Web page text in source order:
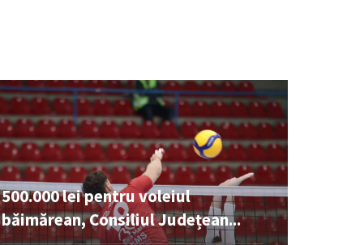
500.000 lei pentru voleiul
băimărean, Consiliul Județean...